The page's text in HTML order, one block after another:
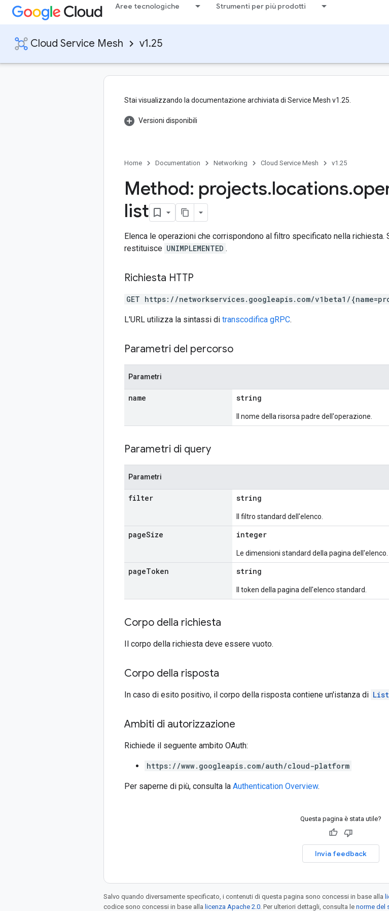
Aree tecnologiche Strumenti per più prodotti
Cloud Service Mesh v1.25
Stai visualizzando la documentazione archiviata di Service Mesh v1.25.
Versioni disponibili
Home Documentation Networking Cloud Service Mesh v1.25
Method: projects.locations.
list
Elenca le operazioni che corrispondono al filtro specificato nella richiesta.
restituisce UNIMPLEMENTED .
Richiesta HTTP
GET https://networkservices.googleapis.com/v1beta1/
L'URL utilizza la sintassi di transcodifica gRPC.
Parametri del percorso
Parametri
name string
Il nome della risorsa padre dell'operazione.
Parametri di query
Parametri
filter string
Il filtro standard dell'elenco.
pageSize integer
Le dimensioni standard della pagina dell'elenco.
pageToken string
Il token della pagina dell'elenco standard.
Corpo della richiesta
Il corpo della richiesta deve essere vuoto.
Corpo della risposta
In caso di esito positivo, il corpo della risposta contiene un'istanza di
Ambiti di autorizzazione
Richiede il seguente ambito OAuth:
https://www.googleapis.com/auth/cloud-platform
Per saperne di più, consulta la Authentication Overview.
Questa pagina è stata utile?
Invia feedback
Salvo quando diversamente specificato, i contenuti di questa pagina sono concessi in base alla
codice sono concessi in base alla licenza Apache 2.0. Per ulteriori dettagli, consulta le norme del